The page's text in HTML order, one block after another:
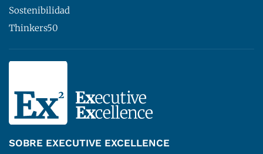
Sostenibilidad
Thinkers50
SOBRE EXECUTIVE EXCELLENCE